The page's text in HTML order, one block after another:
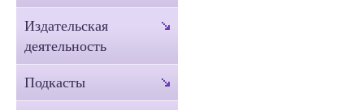
Издательская
деятельность
Подкасты